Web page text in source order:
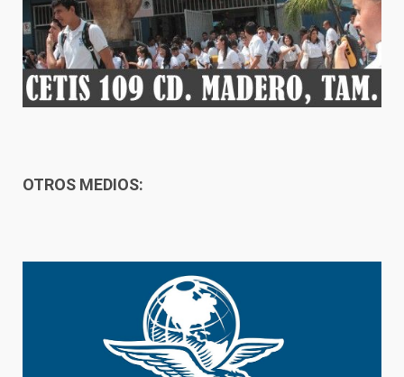
OTROS MEDIOS: